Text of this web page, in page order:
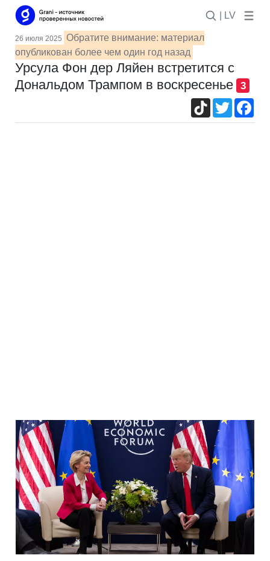
| LV
26 июля 2025 Обратите внимание: материал
опубликован более чем один год назад
Урсула Фон дер Ляйен встретится с
Дональдом Трампом в воскресенье
3
TikTokTwitter